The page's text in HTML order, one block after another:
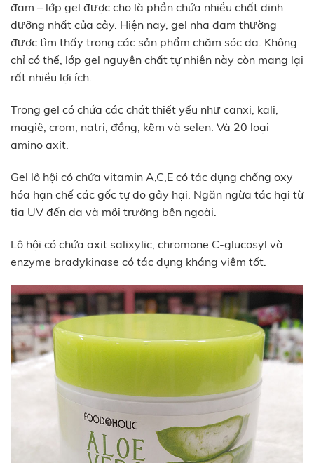
đam – lớp gel được cho là phần chứa nhiều chất dinh
dưỡng nhất của cây. Hiện nay, gel nha đam thường
được tìm thấy trong các sản phẩm chăm sóc da. Không
chỉ có thế, lớp gel nguyên chất tự nhiên này còn mang lại
rất nhiều lợi ích.
Trong gel có chứa các chát thiết yếu như canxi, kali,
magiê, crom, natri, đồng, kẽm và selen. Và 20 loại
amino axit.
Gel lô hội có chứa vitamin A,C,E có tác dụng chống oxy
hóa hạn chế các gốc tự do gây hại. Ngăn ngừa tác hại từ
tia UV đến da và môi trường bên ngoài.
Lô hội có chứa axit salixylic, chromone C-glucosyl và
enzyme bradykinase có tác dụng kháng viêm tốt.